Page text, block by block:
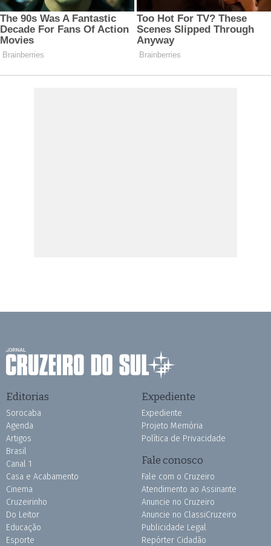
Editorias
Sorocaba
Agenda
Artigos
Brasil
Canal 1
Casa e Acabamento
Cinema
Cruzeirinho
Do Leitor
Educação
Esporte
Expediente
Expediente
Projeto Memória
Política de Privacidade
Fale conosco
Fale com o Cruzeiro
Atendimento ao Assinante
Anuncie no Cruzeiro
Anuncie no ClassiCruzeiro
Publicidade Legal
Repórter Cidadão